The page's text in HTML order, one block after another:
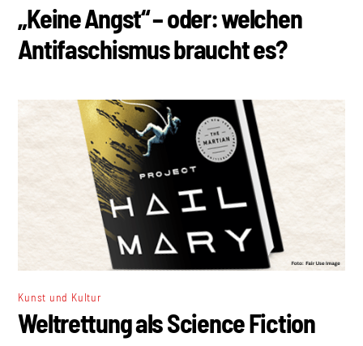
„Keine Angst“ – oder: welchen
Antifaschismus braucht es?
Kunst und Kultur
Weltrettung als Science Fiction